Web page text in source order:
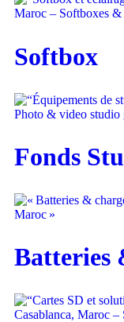
Softbox
Fonds
Batteries